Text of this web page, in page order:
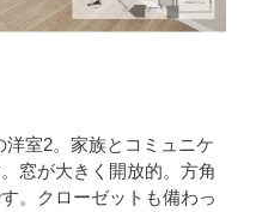
室2。家族とコミュニケ
窓が大きく開放的。方角
。クローゼットも備わっ